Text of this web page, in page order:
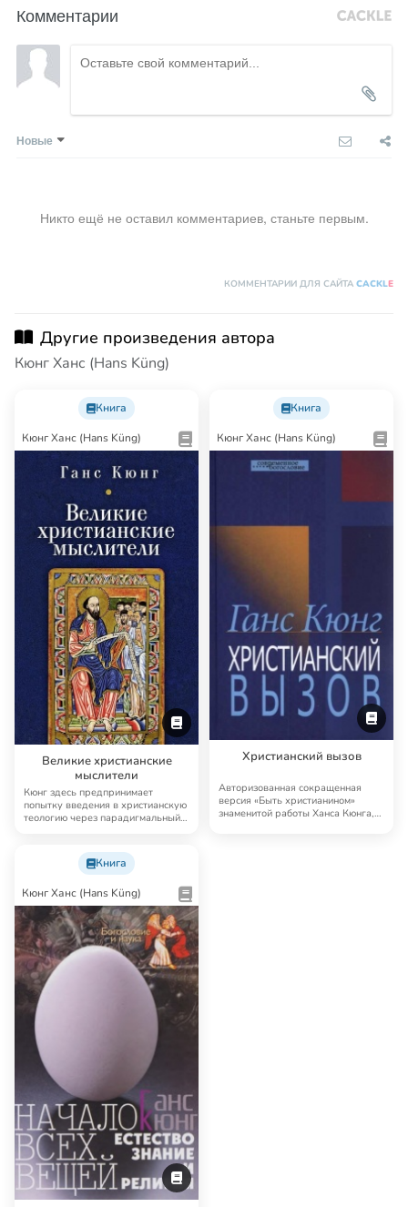
Комментарии
Новые
Никто ещё не оставил комментариев, станьте первым.
КОММЕНТАРИИ ДЛЯ САЙТА CACKLE
Другие произведения автора
Кюнг Ханс (Hans Küng)
Книга
Кюнг Ханс (Hans Küng)
Великие христианские
мыслители
Кюнг здесь предпринимает
попытку введения в христианскую
теологию через парадигмальный
Книга
Кюнг Ханс (Hans Küng)
Христианский вызов
Авторизованная сокращенная
версия «Быть христианином»
знаменитой работы Ханса Кюнга,
Книга
Кюнг Ханс (Hans Küng)